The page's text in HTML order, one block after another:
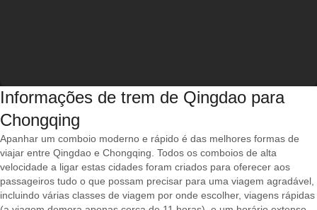
Informações de trem de Qingdao para
Chongqing
Apanhar um comboio moderno e rápido é das melhores formas de
viajar entre Qingdao e Chongqing. Todos os comboios de alta
velocidade a ligar estas cidades foram criados para oferecer aos
passageiros tudo o que possam precisar para uma viagem agradável,
incluindo várias classes de viagem por onde escolher, viagens rápidas